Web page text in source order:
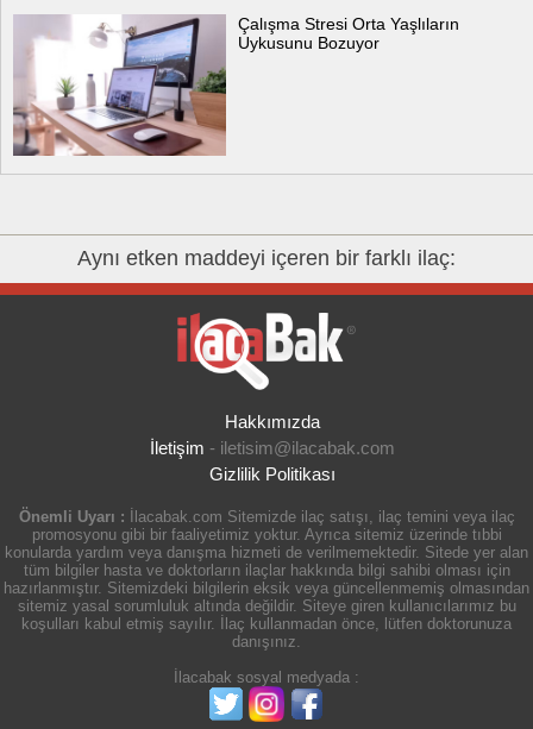
Çalışma Stresi Orta Yaşlıların
Uykusunu Bozuyor
Aynı etken maddeyi içeren bir farklı ilaç:
Hakkımızda
İletişim - iletisim@ilacabak.com
Gizlilik Politikası
Önemli Uyarı : İlacabak.com Sitemizde ilaç satışı, ilaç temini veya ilaç
promosyonu gibi bir faaliyetimiz yoktur. Ayrıca sitemiz üzerinde tıbbi
konularda yardım veya danışma hizmeti de verilmemektedir. Sitede yer alan
tüm bilgiler hasta ve doktorların ilaçlar hakkında bilgi sahibi olması için
hazırlanmıştır. Sitemizdeki bilgilerin eksik veya güncellenmemiş olmasından
sitemiz yasal sorumluluk altında değildir. Siteye giren kullanıcılarımız bu
koşulları kabul etmiş sayılır. İlaç kullanmadan önce, lütfen doktorunuza
danışınız.
İlacabak sosyal medyada :